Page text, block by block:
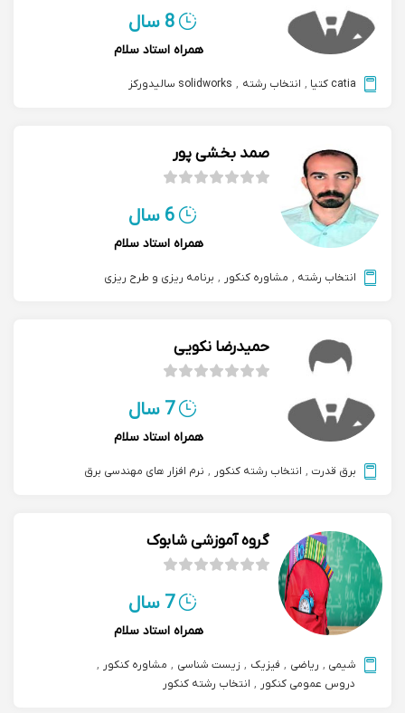
8 سال
همراه استاد سلام
catia کتیا , انتخاب رشته , solidworks سالیدورکز
صمد بخشی پور
6 سال
همراه استاد سلام
انتخاب رشته , مشاوره کنکور , برنامه ریزی و طرح ریزی
حمیدرضا نکویی
7 سال
همراه استاد سلام
برق قدرت , انتخاب رشته کنکور , نرم افزار های مهندسی برق
گروه آموزشی شابوک
7 سال
همراه استاد سلام
شیمی , ریاضی , فیزیک , زیست شناسی , مشاوره کنکور ,
دروس عمومی کنکور , انتخاب رشته کنکور